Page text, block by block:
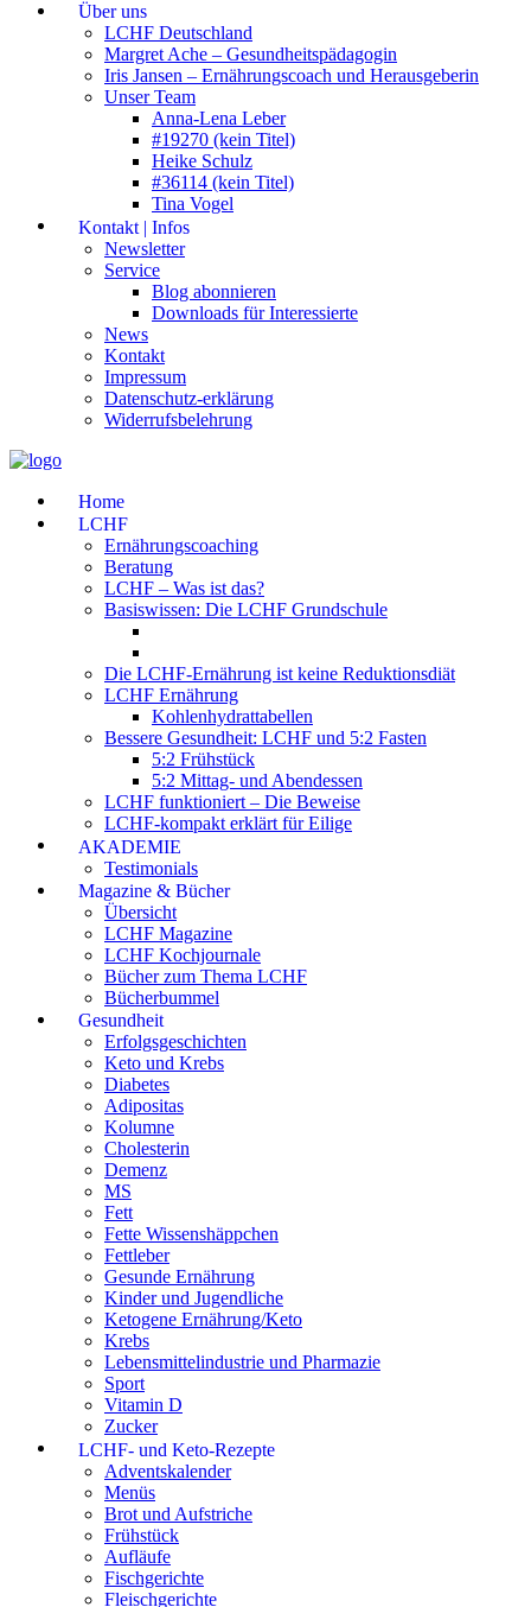
Über uns
LCHF Deutschland
Margret Ache – Gesundheitspädagogin
Iris Jansen – Ernährungscoach und Herausgeberin
Unser Team
Anna-Lena Leber
#19270 (kein Titel)
Heike Schulz
#36114 (kein Titel)
Tina Vogel
Kontakt | Infos
Newsletter
Service
Blog abonnieren
Downloads für Interessierte
News
Kontakt
Impressum
Datenschutz-erklärung
Widerrufsbelehrung
Home
LCHF
Ernährungscoaching
Beratung
LCHF – Was ist das?
Basiswissen: Die LCHF Grundschule
Die LCHF-Ernährung ist keine Reduktionsdiät
LCHF Ernährung
Kohlenhydrattabellen
Bessere Gesundheit: LCHF und 5:2 Fasten
5:2 Frühstück
5:2 Mittag- und Abendessen
LCHF funktioniert – Die Beweise
LCHF-kompakt erklärt für Eilige
AKADEMIE
Testimonials
Magazine & Bücher
Übersicht
LCHF Magazine
LCHF Kochjournale
Bücher zum Thema LCHF
Bücherbummel
Gesundheit
Erfolgsgeschichten
Keto und Krebs
Diabetes
Adipositas
Kolumne
Cholesterin
Demenz
MS
Fett
Fette Wissenshäppchen
Fettleber
Gesunde Ernährung
Kinder und Jugendliche
Ketogene Ernährung/Keto
Krebs
Lebensmittelindustrie und Pharmazie
Sport
Vitamin D
Zucker
LCHF- und Keto-Rezepte
Adventskalender
Menüs
Brot und Aufstriche
Frühstück
Aufläufe
Fischgerichte
Fleischgerichte